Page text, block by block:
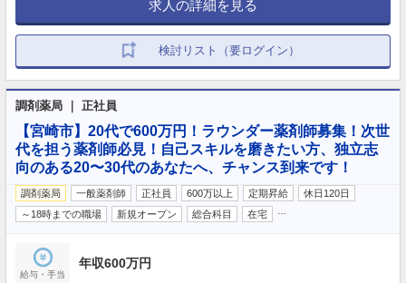
求人の詳細を見る
検討リスト（要ログイン）
調剤薬局 ｜ 正社員
【宮崎市】20代で600万円！ラウンダー薬剤師募集！次世
代を担う薬剤師必見！自己スキルを磨きたい方、独立志
向のある20〜30代のあなたへ、チャンス到来です！
調剤薬局 一般薬剤師 正社員 600万以上 定期昇給
休日120日
～18時までの職場
新規オープン 総合科目 在宅
給与・手当
年収600万円